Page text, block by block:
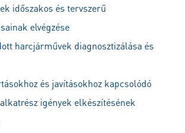
időszakos és tervszerű
elvégzése
harcjárművek diagnosztizálása és
és javításokhoz kapcsolódó
igények elkészítésének